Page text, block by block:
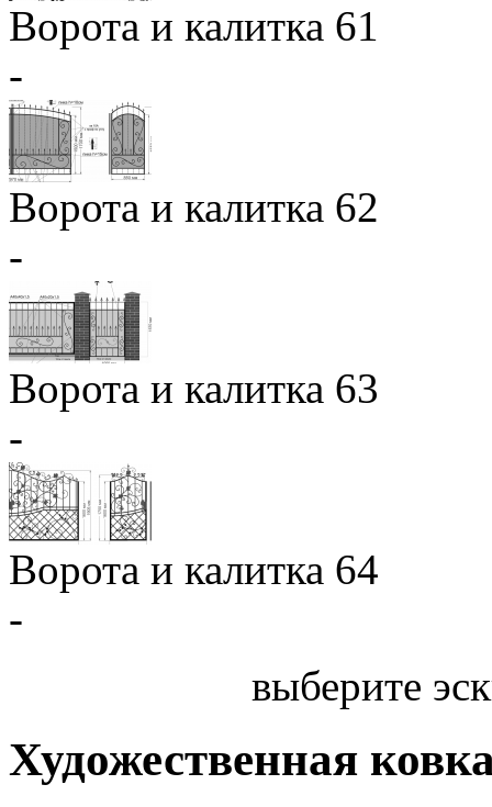
Ворота и калитка 61
-
Ворота и калитка 62
-
Ворота и калитка 63
-
Ворота и калитка 64
-
выберите
Художественная